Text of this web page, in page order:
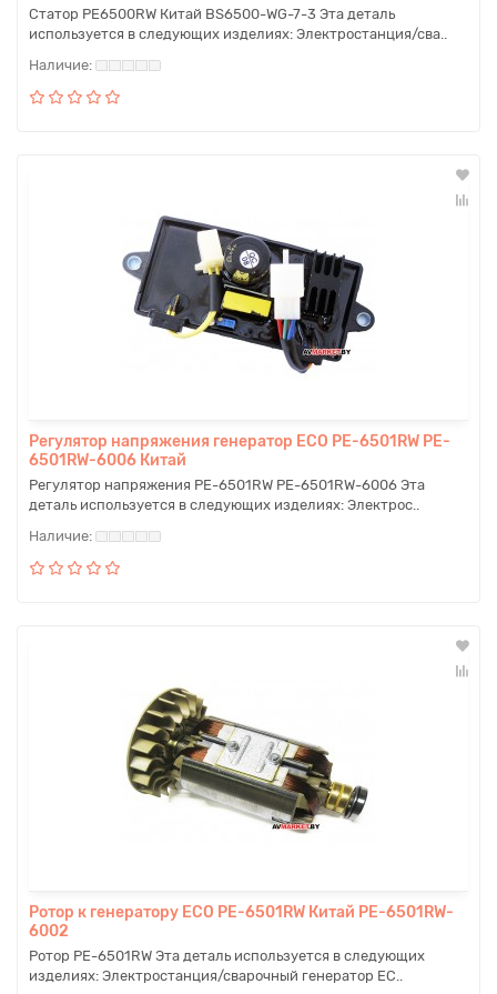
Статор PE6500RW Китай BS6500-WG-7-3 Эта деталь
используется в следующих изделиях: Электростанция/сва..
Регулятор напряжения генератор ECO PE-6501RW PE-
6501RW-6006 Китай
Регулятор напряжения PE-6501RW PE-6501RW-6006 Эта
деталь используется в следующих изделиях: Электрос..
Ротор к генератору ECO PE-6501RW Китай PE-6501RW-
6002
Ротор PE-6501RW Эта деталь используется в следующих
изделиях: Электростанция/сварочный генератор EC..